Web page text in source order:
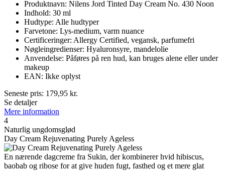
Produktnavn: Nilens Jord Tinted Day Cream No. 430 Noon
Indhold: 30 ml
Hudtype: Alle hudtyper
Farvetone: Lys-medium, varm nuance
Certificeringer: Allergy Certified, vegansk, parfumefri
Nøgleingredienser: Hyaluronsyre, mandelolie
Anvendelse: Påføres på ren hud, kan bruges alene eller under
makeup
EAN: Ikke oplyst
Seneste pris: 179,95 kr.
Se detaljer
Mere information
4
Naturlig ungdomsglød
Day Cream Rejuvenating Purely Ageless
En nærende dagcreme fra Sukin, der kombinerer hvid hibiscus,
baobab og ribose for at give huden fugt, fasthed og et mere glat